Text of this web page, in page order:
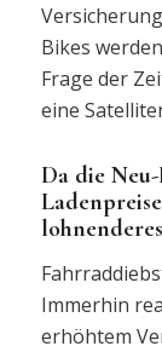
Bikes
Frage der
eine
Da die
Immerhin
erhöhtem